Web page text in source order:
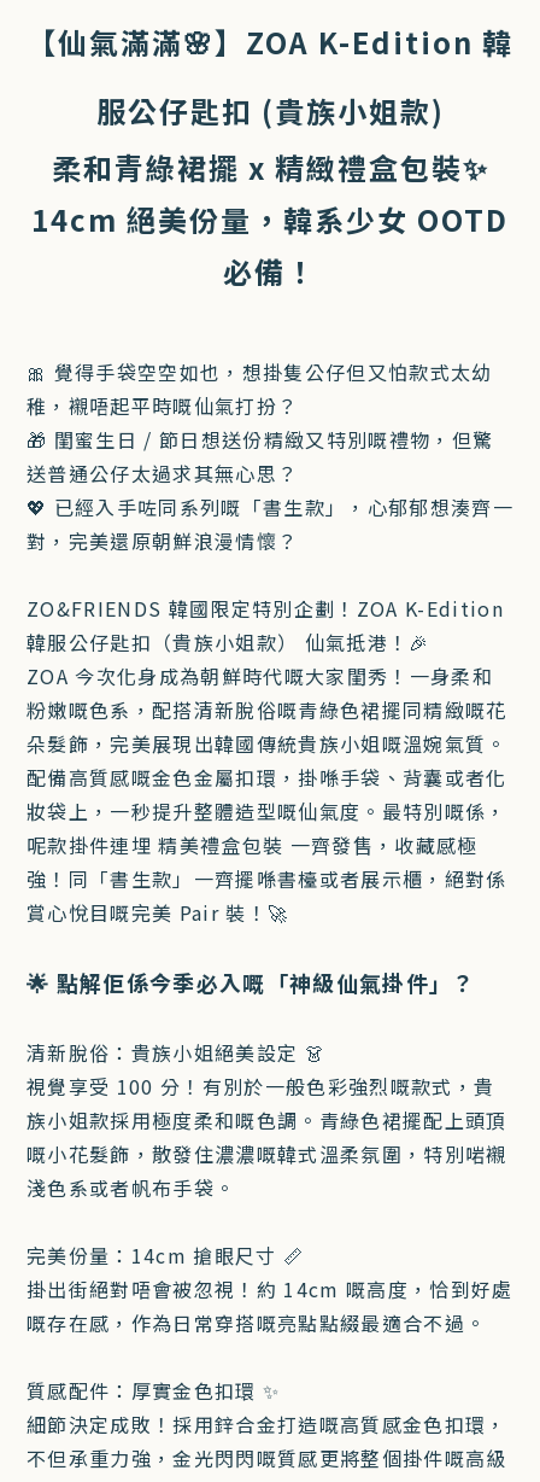
【仙氣滿滿🌸】ZOA K-Edition 韓
服公仔匙扣 (貴族小姐款)
柔和青綠裙擺 x 精緻禮盒包裝✨
14cm 絕美份量，韓系少女 OOTD
必備！
🎀 覺得手袋空空如也，想掛隻公仔但又怕款式太幼
稚，襯唔起平時嘅仙氣打扮？
🎁 閨蜜生日 / 節日想送份精緻又特別嘅禮物，但驚
送普通公仔太過求其無心思？
💖 已經入手咗同系列嘅「書生款」，心郁郁想湊齊一
對，完美還原朝鮮浪漫情懷？
ZO&FRIENDS 韓國限定特別企劃！ZOA K-Edition
韓服公仔匙扣（貴族小姐款） 仙氣抵港！🎉
ZOA 今次化身成為朝鮮時代嘅大家閨秀！一身柔和
粉嫩嘅色系，配搭清新脫俗嘅青綠色裙擺同精緻嘅花
朵髮飾，完美展現出韓國傳統貴族小姐嘅溫婉氣質。
配備高質感嘅金色金屬扣環，掛喺手袋、背囊或者化
妝袋上，一秒提升整體造型嘅仙氣度。最特別嘅係，
呢款掛件連埋 精美禮盒包裝 一齊發售，收藏感極
強！同「書生款」一齊擺喺書檯或者展示櫃，絕對係
賞心悅目嘅完美 Pair 裝！🚀
🌟 點解佢係今季必入嘅「神級仙氣掛件」？
清新脫俗：貴族小姐絕美設定 👗
視覺享受 100 分！有別於一般色彩強烈嘅款式，貴
族小姐款採用極度柔和嘅色調。青綠色裙擺配上頭頂
嘅小花髮飾，散發住濃濃嘅韓式溫柔氛圍，特別啱襯
淺色系或者帆布手袋。
完美份量：14cm 搶眼尺寸 📏
掛出街絕對唔會被忽視！約 14cm 嘅高度，恰到好處
嘅存在感，作為日常穿搭嘅亮點點綴最適合不過。
質感配件：厚實金色扣環 ✨
細節決定成敗！採用鋅合金打造嘅高質感金色扣環，
不但承重力強，金光閃閃嘅質感更將整個掛件嘅高級